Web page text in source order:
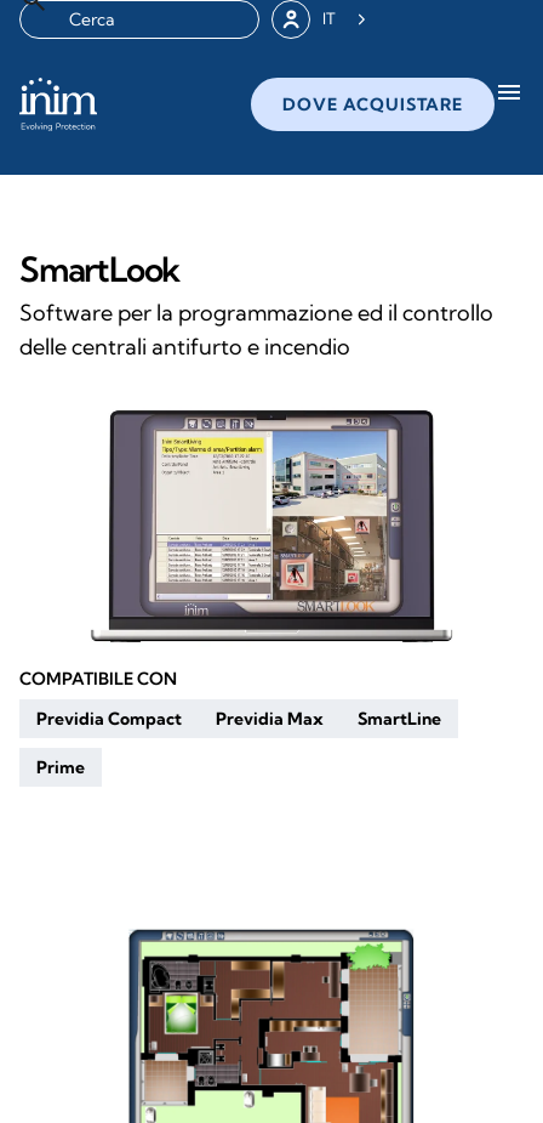
IT
DOVE ACQUISTARE menu
SmartLook
Software per la programmazione ed il controllo
delle centrali antifurto e incendio
COMPATIBILE CON
Previdia Compact
Previdia Max SmartLine
Prime